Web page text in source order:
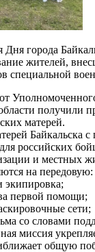
города
жителей,
специальной
получили
матерей.
Байкальска
российских
и местных
на передовую:
экипировка;
первой помощи;
сети;
со словами
миссия
общую